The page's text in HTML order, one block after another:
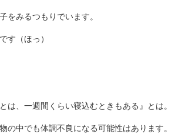
をみるつもりでいます。
す（ほっ）
は、一週間くらい寝込むときもある』とは。
の中でも体調不良になる可能性はあります。